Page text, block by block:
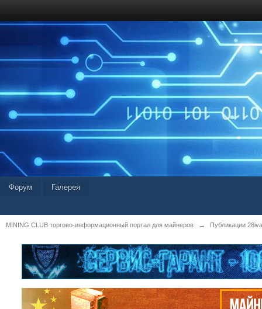
Форум Галерея
MINING CLUB торгово-информационный портал для майнеров → Публикации